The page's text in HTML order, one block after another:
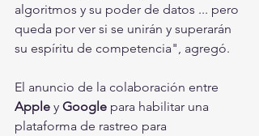
algoritmos y su poder de datos ... pero
queda por ver si se unirán y superarán
su espíritu de competencia", agregó.
El anuncio de la colaboración entre
Apple y Google para habilitar una
plataforma de rastreo para